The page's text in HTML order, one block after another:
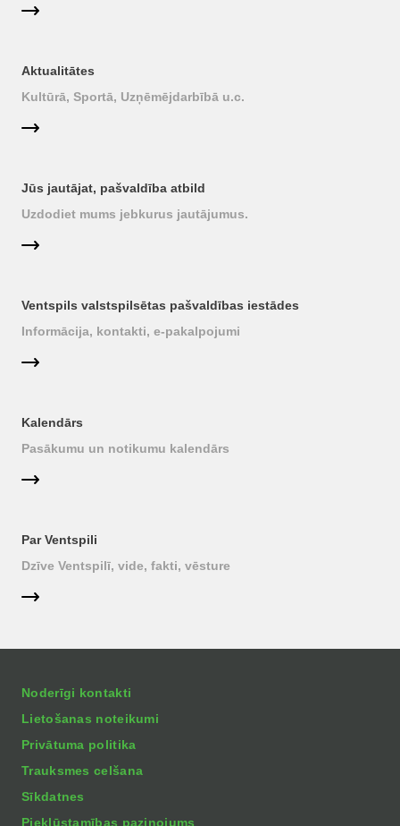
Aktualitātes
Kultūrā, Sportā, Uzņēmējdarbībā u.c.
Jūs jautājat, pašvaldība atbild
Uzdodiet mums jebkurus jautājumus.
Ventspils valstspilsētas pašvaldības iestādes
Informācija, kontakti, e-pakalpojumi
Kalendārs
Pasākumu un notikumu kalendārs
Par Ventspili
Dzīve Ventspilī, vide, fakti, vēsture
Noderīgi kontakti
Lietošanas noteikumi
Privātuma politika
Trauksmes celšana
Sīkdatnes
Piekļūstamības paziņojums